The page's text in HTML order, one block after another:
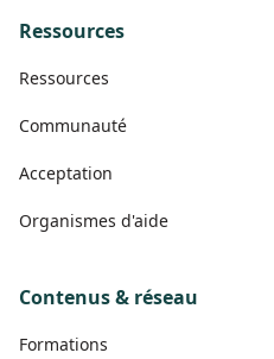
Ressources
Ressources
Communauté
Acceptation
Organismes d'aide
Contenus & réseau
Formations